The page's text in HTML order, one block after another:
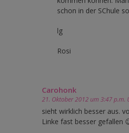
schon in der SChule
lg
Rosi
Carohonk
21. Oktober 2012 um 3:47 p.m.
sieht wirklich besser aus.
Linke fast besser gefallen